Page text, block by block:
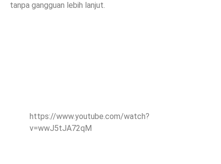
tanpa gangguan lebih lanjut.
https://www.youtube.com/watch?
v=wwJ5tJA72qM